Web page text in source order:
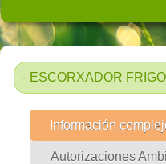
- ESCORXADOR
Información
Autorizaciones